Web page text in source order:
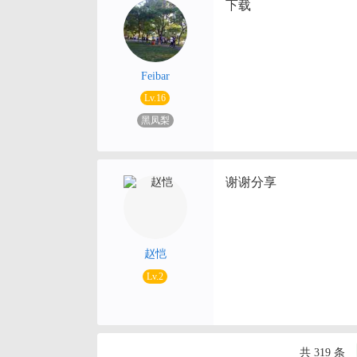
Feibar
Lv.16
黑凤梨
下载
赵恺
Lv.2
谢谢分享
共 319 条